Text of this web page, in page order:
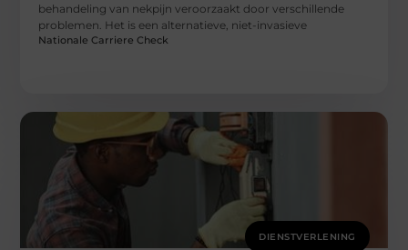
behandeling van nekpijn veroorzaakt door verschillende
problemen. Het is een alternatieve, niet-invasieve
Nationale Carriere Check
DIENSTVERLENING